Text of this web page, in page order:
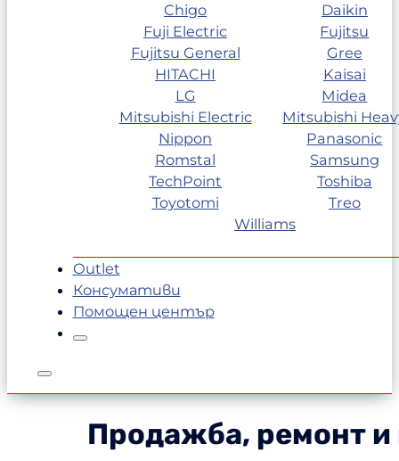
Chigo
Daikin
Fuji Electric
Fujitsu
Fujitsu General
Gree
HITACHI
Kaisai
LG
Midea
Mitsubishi Electric
Mitsubishi
Nippon
Panasonic
Romstal
Samsung
TechPoint
Toshiba
Toyotomi
Treo
Williams
Outlet
Консумативи
Помощен център
Продажба, ремонт